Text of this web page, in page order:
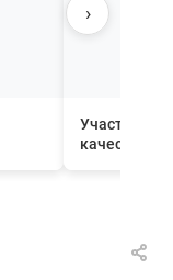
Участник
качества
›